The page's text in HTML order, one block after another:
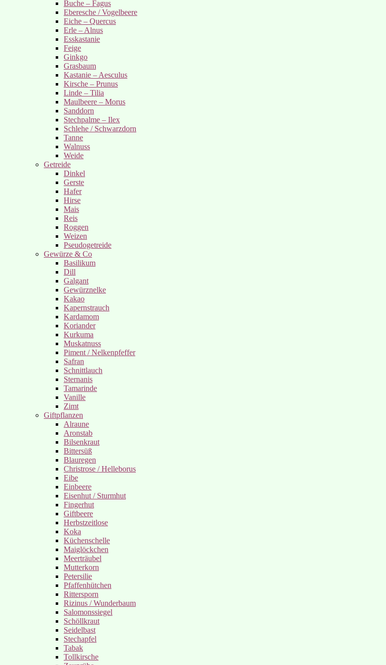
Buche – Fagus
Eberesche / Vogelbeere
Eiche – Quercus
Erle – Alnus
Esskastanie
Feige
Ginkgo
Grasbaum
Kastanie – Aesculus
Kirsche – Prunus
Linde – Tilia
Maulbeere – Morus
Sanddorn
Stechpalme – Ilex
Schlehe / Schwarzdorn
Tanne
Walnuss
Weide
Getreide
Dinkel
Gerste
Hafer
Hirse
Mais
Reis
Roggen
Weizen
Pseudogetreide
Gewürze & Co
Basilikum
Dill
Galgant
Gewürznelke
Kakao
Kapernstrauch
Kardamom
Koriander
Kurkuma
Muskatnuss
Piment / Nelkenpfeffer
Safran
Schnittlauch
Sternanis
Tamarinde
Vanille
Zimt
Giftpflanzen
Alraune
Aronstab
Bilsenkraut
Bittersüß
Blauregen
Christrose / Helleborus
Eibe
Einbeere
Eisenhut / Sturmhut
Fingerhut
Giftbeere
Herbstzeitlose
Koka
Küchenschelle
Maiglöckchen
Meerträubel
Mutterkorn
Petersilie
Pfaffenhütchen
Rittersporn
Rizinus / Wunderbaum
Salomonssiegel
Schöllkraut
Seidelbast
Stechapfel
Tabak
Tollkirsche